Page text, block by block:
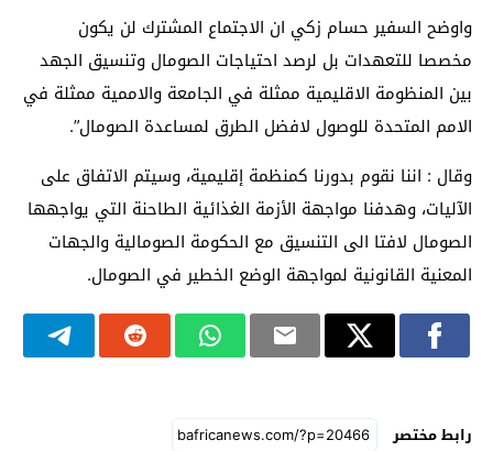
واوضح السفير حسام زكي ان الاجتماع المشترك لن يكون
مخصصا للتعهدات بل لرصد احتياجات الصومال وتنسيق الجهد
بين المنظومة الاقليمية ممثلة في الجامعة والاممية ممثلة في
الامم المتحدة للوصول لافضل الطرق لمساعدة الصومال”.
وقال : اننا نقوم بدورنا كمنظمة إقليمية، وسيتم الاتفاق على
الآليات، وهدفنا مواجهة الأزمة الغذائية الطاحنة التي يواجهها
الصومال لافتا الى التنسيق مع الحكومة الصومالية والجهات
المعنية القانونية لمواجهة الوضع الخطير في الصومال.
رابط مختصر